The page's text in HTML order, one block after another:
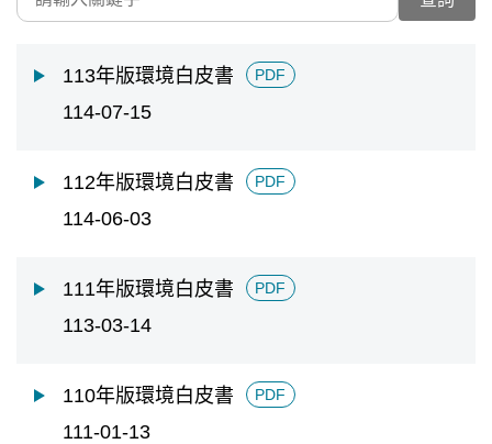
日
113年版環境白皮書 PDF
114-07-15
112年版環境白皮書 PDF
114-06-03
111年版環境白皮書 PDF
113-03-14
110年版環境白皮書 PDF
111-01-13